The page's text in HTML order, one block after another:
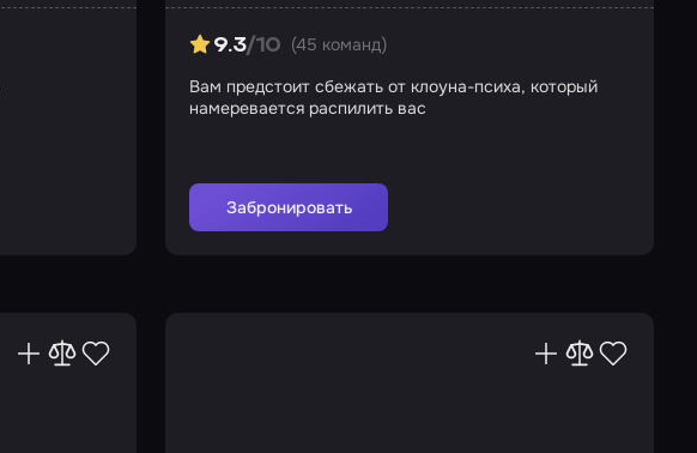
9.3/10 (45 команд)
Вам предстоит сбежать от клоуна-психа, который
намеревается распилить вас
Забронировать